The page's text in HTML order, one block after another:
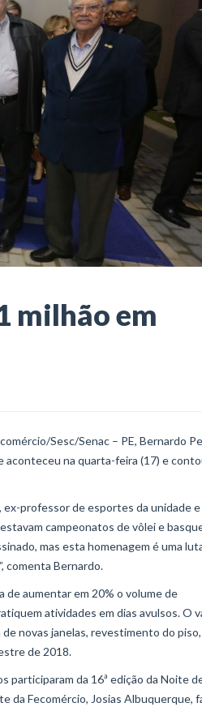
milhão em
Sesc/Senac – PE, Bernardo
aconteceu na quarta-feira (17) e
ex-professor de esportes da unidade
campeonatos de vôlei e
mas esta homenagem é uma
comenta Bernardo.
de aumentar em 20% o volume de
atividades em dias avulsos. O
novas janelas, revestimento do piso,
de 2018.
participaram da 16ª edição da Noite
da Fecomércio, Josias Albuquerque,